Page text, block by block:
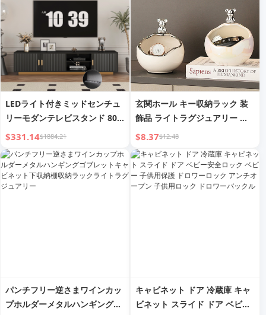
LEDライト付きミッドセンチュ
リーモダンテレビスタンド 80
インチテレビ用、エンターテイ
メントセンター木製テレビスタ
ンド、リビングルーム寝室用収
納付きテレビスタンドデスクメ
ディアキャビネット
$331.14$1884.21
玄関ホール キー収納ラック 装
飾品 ライトラグジュアリー ハ
イエンド靴キャビネット リビン
グルーム バイオレントベア装飾
$8.37$12.48
パンチフリー逆さまワインカッ
プホルダーメタルハンギングゴ
キャビネット ドア 冷蔵庫 キャ
ビネット スライド ドア ベビー